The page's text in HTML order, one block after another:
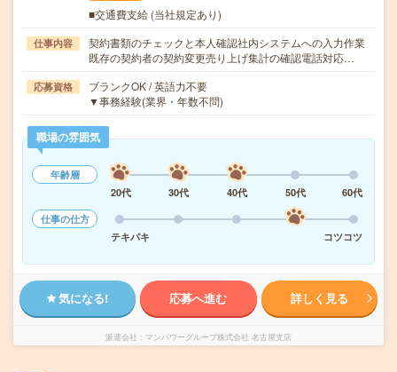
■交通費支給 (当社規定あり)
仕事内容
契約書類のチェックと本人確認社内システムへの入力作業
既存の契約者の契約変更売り上げ集計の確認電話対応…
応募資格
ブランクOK / 英語力不要
▼事務経験(業界・年数不問)
職場の雰囲気
年齢層
20代
30代 40代 50代
60代
仕事の仕方
テキパキ
コツコツ
気になる! 応募へ進む 詳しく見る
派遣会社 マンパワーグループ株式会社 名古屋支店